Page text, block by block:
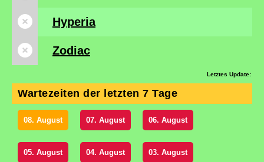
Hyperia
Zodiac
Letztes Update:
Wartezeiten der letzten 7 Tage
08. August 07. August 06. August
05. August 04. August 03. August